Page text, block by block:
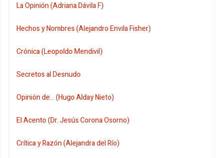
La Opinión (Adriana Dávila F)
Hechos y Nombres (Alejandro Envila Fisher)
Crónica (Leopoldo Mendivil)
Secretos al Desnudo
Opinión de... (Hugo Alday Nieto)
El Acento (Dr. Jesús Corona Osorno)
Crítica y Razón (Alejandra del Río)